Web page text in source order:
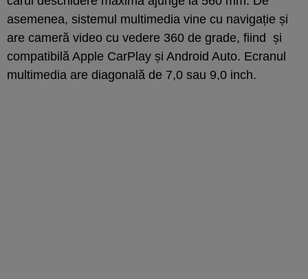
asemenea, sistemul multimedia vine cu navigație și
are cameră video cu vedere 360 de grade, fiind și
compatibilă Apple CarPlay și Android Auto. Ecranul
multimedia are diagonală de 7,0 sau 9,0 inch.